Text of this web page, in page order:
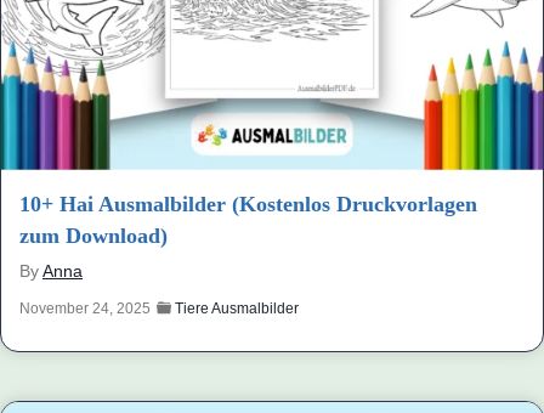
10+ Hai Ausmalbilder (Kostenlos Druckvorlagen
zum Download)
ByAnna
November 24, 2025 Tiere Ausmalbilder